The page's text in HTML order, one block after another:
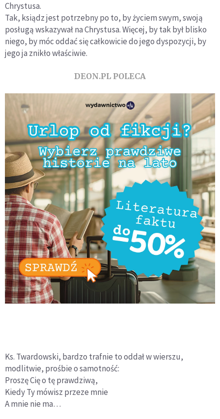
Chrystusa.
Tak, ksiądz jest potrzebny po to, by życiem swym, swoją
posługą wskazywał na Chrystusa. Więcej, by tak był blisko
niego, by móc oddać się całkowicie do jego dyspozycji, by
jego ja znikło właściwie.
DEON.PL POLECA
Ks. Twardowski, bardzo trafnie to oddał w wierszu,
modlitwie, prośbie o samotność:
Proszę Cię o tę prawdziwą,
Kiedy Ty mówisz przeze mnie
A mnie nie ma…